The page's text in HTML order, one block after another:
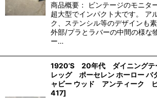
商品概要： ビンテージのモニタ
超大型でインパクト大です。 ア
ク、ステンシル等のデザインも
外部/プラとラバーの中間の様な
ー…
1920’S 20年代 ダイニングテ
レッグ ポーセレン ホーロー
ャビー ウッド アンティーク
417]